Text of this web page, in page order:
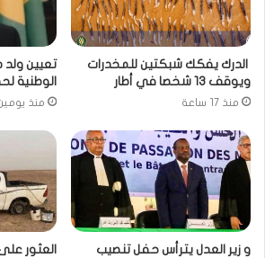
الدرك يفكك شبكتين للمخدرات
ويوقف 13 شخصا في أطار
منذ 17 ساعة
تعيين ولد
الوطنية
منذ
و زير العدل يترأس حفل تنصيب
العثور